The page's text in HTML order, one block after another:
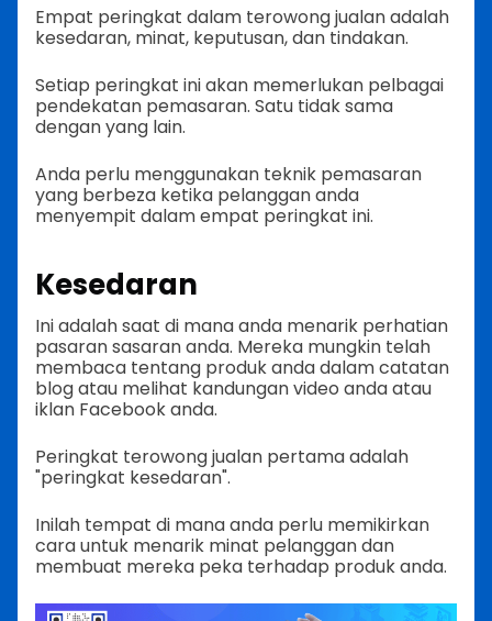
Empat peringkat dalam terowong jualan adalah
kesedaran, minat, keputusan, dan tindakan.
Setiap peringkat ini akan memerlukan pelbagai
pendekatan pemasaran. Satu tidak sama
dengan yang lain.
Anda perlu menggunakan teknik pemasaran
yang berbeza ketika pelanggan anda
menyempit dalam empat peringkat ini.
Kesedaran
Ini adalah saat di mana anda menarik perhatian
pasaran sasaran anda. Mereka mungkin telah
membaca tentang produk anda dalam catatan
blog atau melihat kandungan video anda atau
iklan Facebook anda.
Peringkat terowong jualan pertama adalah
"peringkat kesedaran".
Inilah tempat di mana anda perlu memikirkan
cara untuk menarik minat pelanggan dan
membuat mereka peka terhadap produk anda.